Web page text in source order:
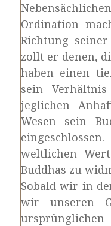
Ordination
Richtung
zollt er denen,
haben einen
sein
jeglichen
Wesen sein
weltlichen
Buddhas zu
Sobald wir in
wir unseren